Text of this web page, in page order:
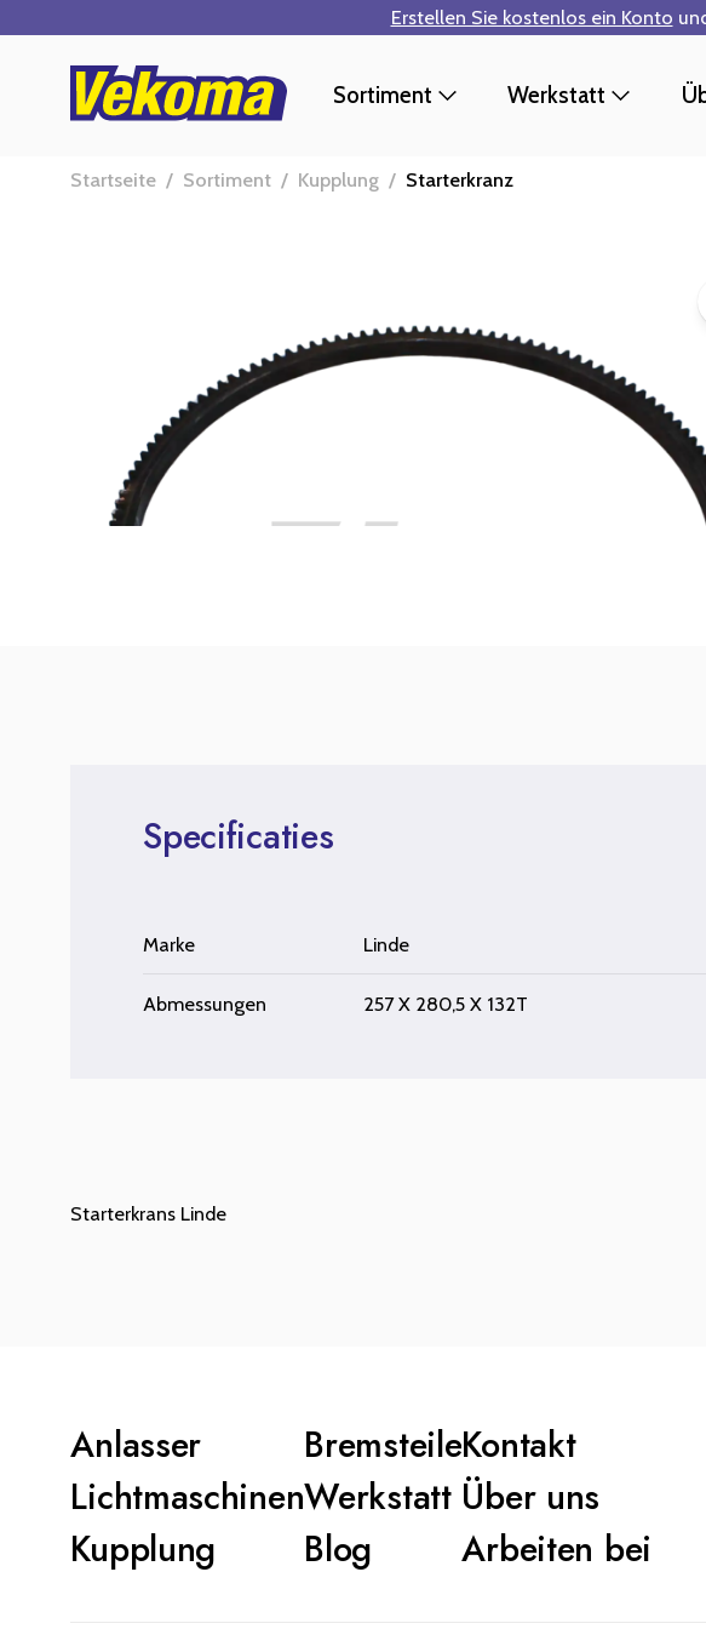
Erstellen Sie kostenlos ein Konto
Sortiment Werkstatt
Startseite / Sortiment / Kupplung / Starterkranz
Specificaties
Marke Linde
Abmessungen 257 X 280,5 X 132T
Starterkrans Linde
Anlasser
Lichtmaschinen
Kupplung
Bremsteile
Werkstatt
Blog
Kontakt
Über uns
Arbeiten bei